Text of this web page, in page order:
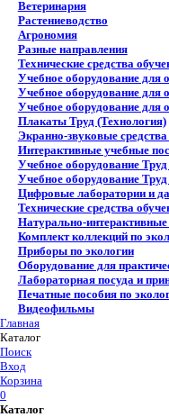
Ветеринария
Растениеводство
Агрономия
Разные направления
Технические средства
Учебное оборудование для
Учебное оборудование для
Учебное оборудование для
Плакаты Труд (Технология)
Экранно-звуковые
Интерактивные учебные
Учебное оборудование
Учебное оборудование
Цифровые лаборатории и
Технические средства
Натурально-
Комплект коллекций по
Приборы по экологии
Оборудование для
Лабораторная посуда и
Печатные пособия по
Видеофильмы
Главная
Каталог
Поиск
Вход
Корзина
0
Каталог